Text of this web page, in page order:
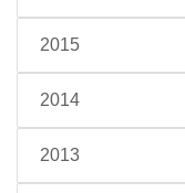
2015
2014
2013